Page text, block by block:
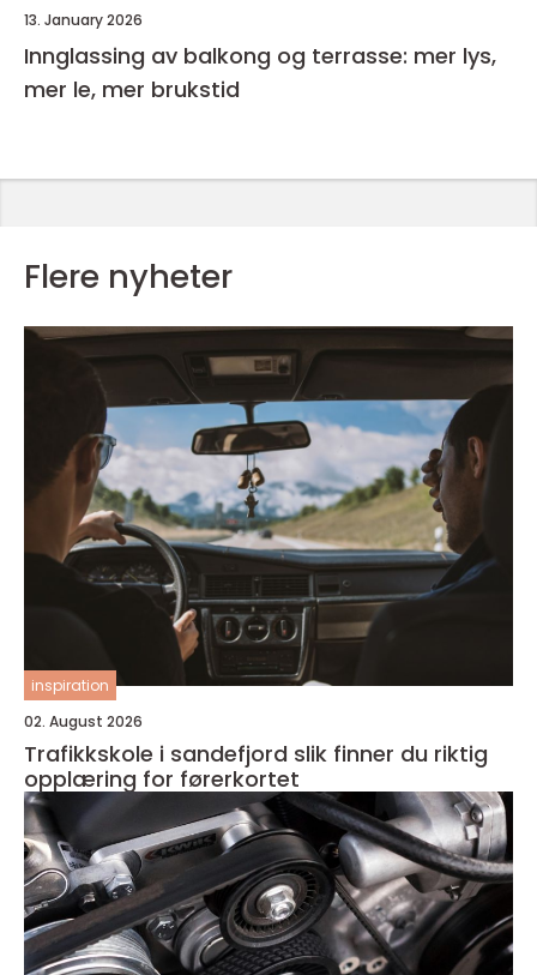
13. January 2026
Innglassing av balkong og terrasse: mer lys,
mer le, mer brukstid
Flere nyheter
inspiration
02. August 2026
Trafikkskole i sandefjord slik finner du riktig
opplæring for førerkortet